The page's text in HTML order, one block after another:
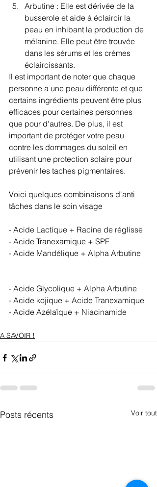
Arbutine : Elle est dérivée de la
busserole et aide à éclaircir la
peau en inhibant la production de
mélanine. Elle peut être trouvée
dans les sérums et les crèmes
éclaircissants.
Il est important de noter que chaque
personne a une peau différente et que
certains ingrédients peuvent être plus
efficaces pour certaines personnes
que pour d'autres. De plus, il est
important de protéger votre peau
contre les dommages du soleil en
utilisant une protection solaire pour
prévenir les taches pigmentaires.
Voici quelques combinaisons d'anti
tâches dans le soin visage
- Acide Lactique + Racine de réglisse
- Acide Tranexamique + SPF
- Acide Mandélique + Alpha Arbutine
- Acide Glycolique + Alpha Arbutine
- Acide kojique + Acide Tranexamique
- Acide Azélaïque + Niacinamide
A SAVOIR !
Posts récents Voir tout